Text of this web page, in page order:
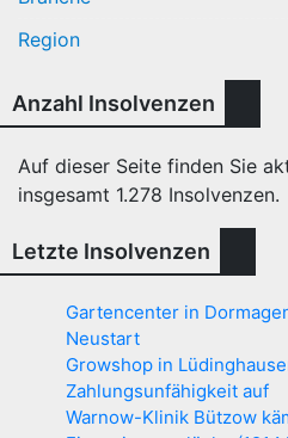
Region
Anzahl Insolvenzen
Auf dieser Seite finden Sie
insgesamt 1.278 Insolvenzen.
Letzte Insolvenzen
Gartencenter in
Neustart
Growshop in
Zahlungsunfähigkeit auf
Warnow-Klinik Bützow